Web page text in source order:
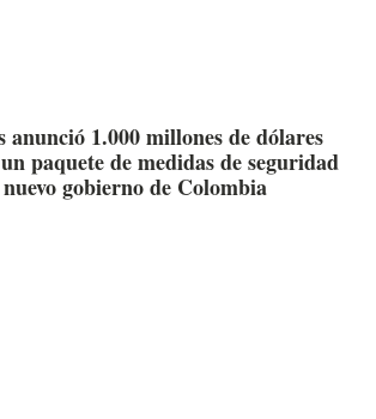
anunció 1.000 millones de dólares
paquete de medidas de seguridad
gobierno de Colombia